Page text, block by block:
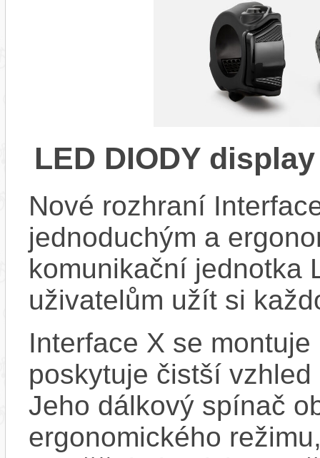
LED DIODY
Nové rozhraní
jednoduchým a
komunikační jednotka
uživatelům užít si
Interface X se
poskytuje čistší
Jeho dálkový spínač
ergonomického